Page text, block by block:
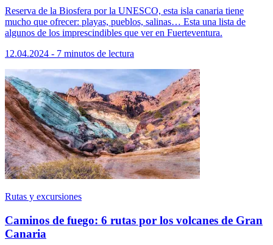
Reserva de la Biosfera por la UNESCO, esta isla canaria tiene
mucho que ofrecer: playas, pueblos, salinas… Esta una lista de
algunos de los imprescindibles que ver en Fuerteventura.
12.04.2024 - 7 minutos de lectura
Rutas y excursiones
Caminos de fuego: 6 rutas por los volcanes de Gran
Canaria